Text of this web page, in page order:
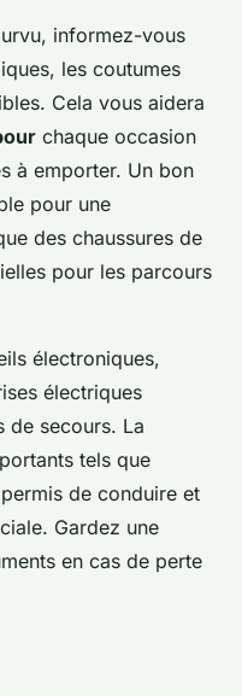
informez-vous
les coutumes
Cela vous aidera
chaque occasion
à emporter. Un bon
pour une
des chaussures de
pour les parcours
électroniques,
électriques
de secours. La
tels que
de conduire et
Gardez une
en cas de perte